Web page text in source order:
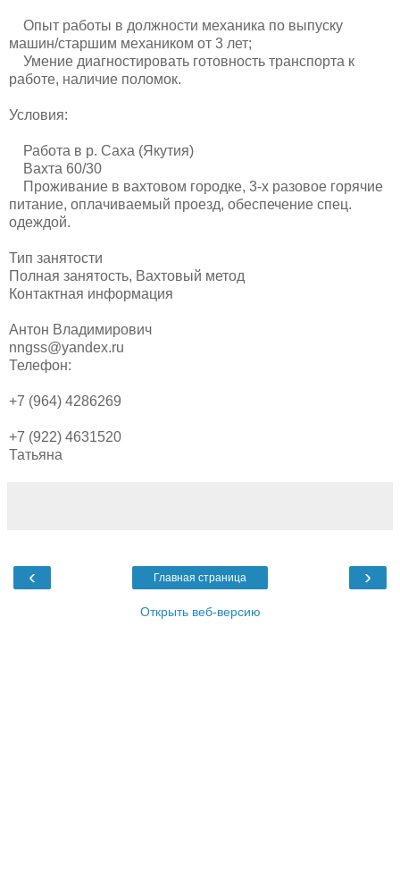
Опыт работы в должности механика по выпуску
машин/старшим механиком от 3 лет;
Умение диагностировать готовность транспорта к
работе, наличие поломок.
Условия:
Работа в р. Саха (Якутия)
Вахта 60/30
Проживание в вахтовом городке, 3-х разовое горячие
питание, оплачиваемый проезд, обеспечение спец.
одеждой.
Тип занятости
Полная занятость, Вахтовый метод
Контактная информация
Антон Владимирович
nngss@yandex.ru
Телефон:
+7 (964) 4286269
+7 (922) 4631520
Татьяна
‹ ›
Главная страница
Открыть веб-версию